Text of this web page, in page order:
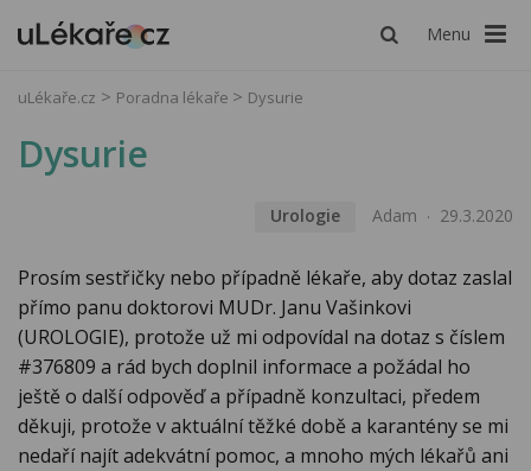
Menu
uLékaře.cz Poradna lékaře Dysurie
Dysurie
Urologie Adam 29.3.2020
Prosím sestřičky nebo případně lékaře, aby dotaz zaslal
přímo panu doktorovi MUDr. Janu Vašinkovi
(UROLOGIE), protože už mi odpovídal na dotaz s číslem
#376809 a rád bych doplnil informace a požádal ho
ještě o další odpověď a případně konzultaci, předem
děkuji, protože v aktuální těžké době a karantény se mi
nedaří najít adekvátní pomoc, a mnoho mých lékařů ani